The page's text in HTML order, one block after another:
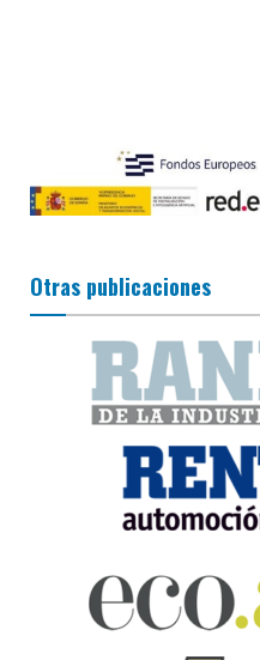
Otras publicaciones